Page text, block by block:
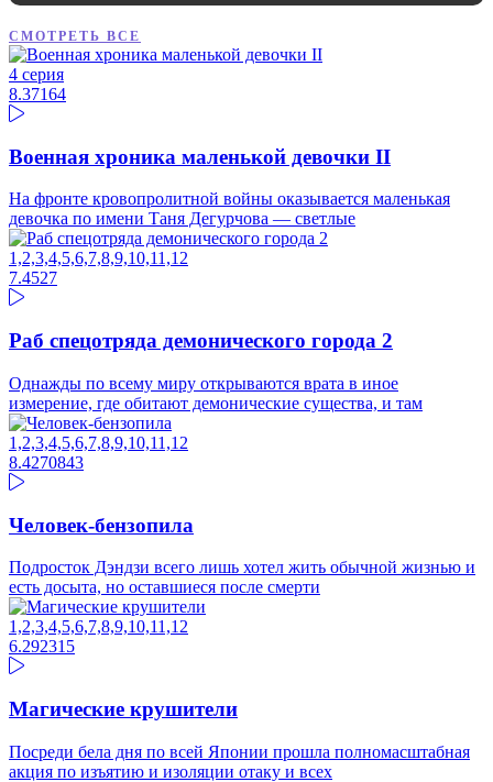
СМОТРЕТЬ ВСЕ
4 серия
8.37164
Военная хроника маленькой девочки II
На фронте кровопролитной войны оказывается маленькая
девочка по имени Таня Дегурчова — светлые
1,2,3,4,5,6,7,8,9,10,11,12
7.4527
Раб спецотряда демонического города 2
Однажды по всему миру открываются врата в иное
измерение, где обитают демонические существа, и там
1,2,3,4,5,6,7,8,9,10,11,12
8.4270843
Человек-бензопила
Подросток Дэндзи всего лишь хотел жить обычной жизнью и
есть досыта, но оставшиеся после смерти
1,2,3,4,5,6,7,8,9,10,11,12
6.292315
Магические крушители
Посреди бела дня по всей Японии прошла полномасштабная
акция по изъятию и изоляции отаку и всех